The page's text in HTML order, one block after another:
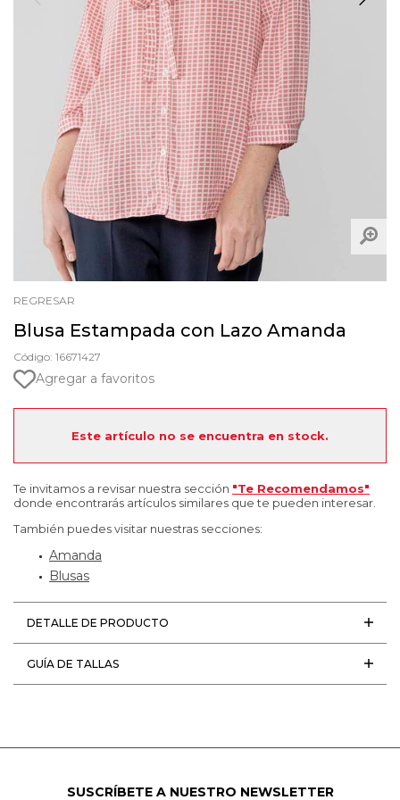
REGRESAR
Blusa Estampada con Lazo Amanda
Código: 16671427
Agregar a favoritos
Este artículo no se encuentra en stock.
Te invitamos a revisar nuestra sección "Te Recomendamos"
donde encontrarás artículos similares que te pueden interesar.
También puedes visitar nuestras secciones:
Amanda
Blusas
DETALLE DE PRODUCTO
GUÍA DE TALLAS
SUSCRÍBETE A NUESTRO NEWSLETTER